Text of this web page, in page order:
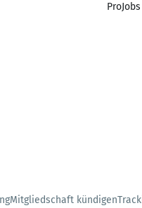
ProJobs
Mitgliedschaft kündigen